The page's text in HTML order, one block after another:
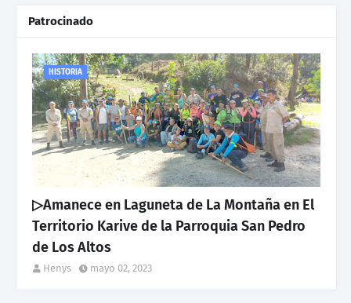
Patrocinado
HISTORIA
▷Amanece en Laguneta de La Montaña en El
Territorio Karive de la Parroquia San Pedro
de Los Altos
Henys mayo 02, 2023